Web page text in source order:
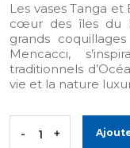
Les vases Tanga
cœur des îles du
grands
Mencacci,
traditionnels
vie et la nature
- +